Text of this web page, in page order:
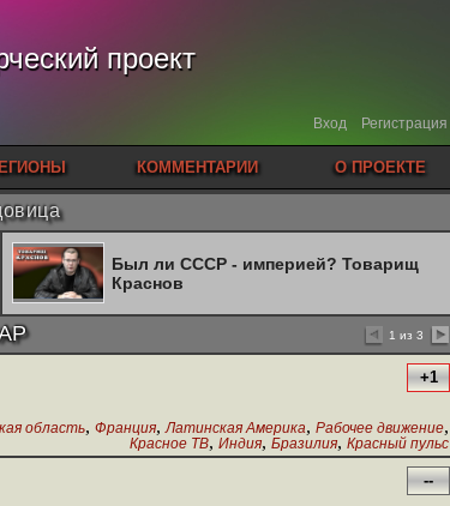
проект
Вход Регистрация
КОММЕНТАРИИ О ПРОЕКТЕ
Был ли СССР - империей? Товарищ
Краснов
1 из 3
+1
область, Франция, Латинская Америка, Рабочее движение,
Красное ТВ, Индия, Бразилия, Красный пульс
--